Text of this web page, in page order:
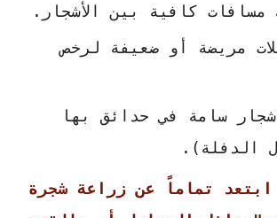
مسافات كافية بين الأشجار.
مريضة أو ضعيفة لرخص
سامة في حدائق بها
الدفلة).
تماماً عن زراعة شجرة